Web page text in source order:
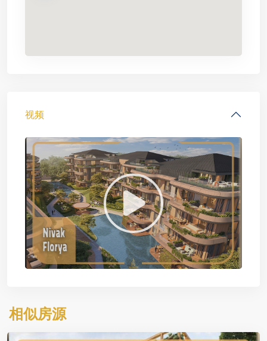
视频
相似房源
—
欧
洲
一
侧,
伊
布
尔